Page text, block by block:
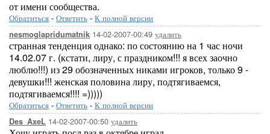
от имени сообщества.
Обратиться - Ответить - К полной версии
nesmoglapridumatnik 14-02-2007-00:49 удалить
странная тенденция однако: по состоянию на 1 час ночи
14.02.07 г. (кстати, лиру, с праздником!!! я всех заочно
люблю!!!) из 29 обозначенных никами игроков, только 9 -
девушки!!! женская половина лиру, подтягиваемся,
подтягиваемся!!!! =)))))
Обратиться - Ответить - К полной версии
Des_AxeL 14-02-2007-00:50 удалить